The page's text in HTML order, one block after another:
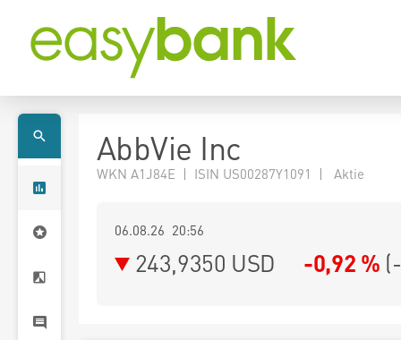
AbbVie Inc
WKN A1J84E | ISIN US00287Y1091 | Aktie
06.08.26 20:56
243,9350 USD -0,92 % (